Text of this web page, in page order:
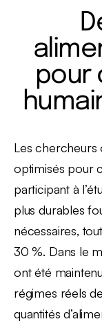
pour
Les chercheurs
optimisés pour
participant à
plus durables
nécessaires,
30 %. Dans le
ont été
régimes réels
quantités